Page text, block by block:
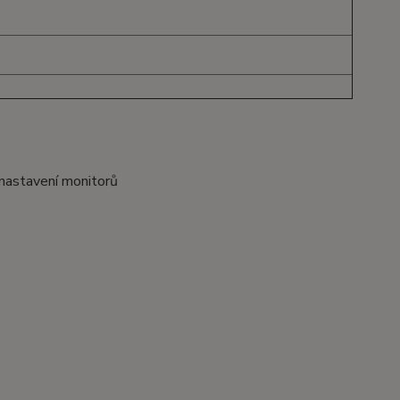
monitorů